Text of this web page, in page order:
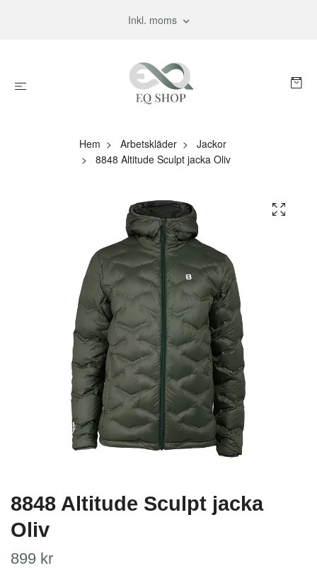
Inkl. moms
Hem Arbetskläder
Jackor
8848 Altitude Sculpt jacka Oliv
8848 Altitude Sculpt jacka
Oliv
899 kr